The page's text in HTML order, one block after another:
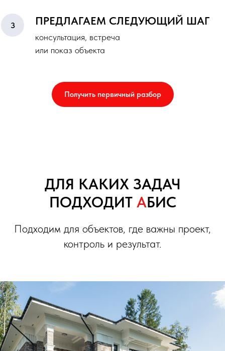
ПРЕДЛАГАЕМ СЛЕДУЮЩИЙ ШАГ
консультация, встреча
или показ объекта
Получить первичный разбор
ДЛЯ КАКИХ ЗАДАЧ
ПОДХОДИТ АБИС
Подходим для объектов, где важны проект,
контроль и результат.